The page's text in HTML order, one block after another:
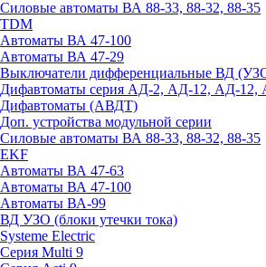
Силовые автоматы ВА 88-33, 88-32, 88-35
TDM
Автоматы ВА 47-100
Автоматы ВА 47-29
Выключатели дифференциальные ВД
Дифавтоматы серия АД-2, АД-12, АД-12,
Дифавтоматы (АВДТ)
Доп. устройства модульной серии
Силовые автоматы ВА 88-33, 88-32, 88-35
EKF
Автоматы ВА 47-63
Автоматы ВА 47-100
Автоматы ВА-99
ВД УЗО (блоки утечки тока)
Systeme Electric
Серия Multi 9